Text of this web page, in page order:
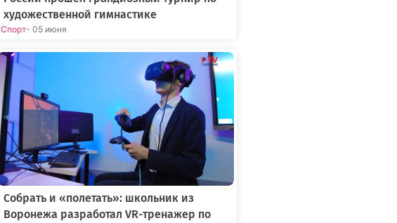
художественной гимнастике
Спорт- 05 июня
Собрать и «полетать»: школьник из
Воронежа разработал VR-тренажер по